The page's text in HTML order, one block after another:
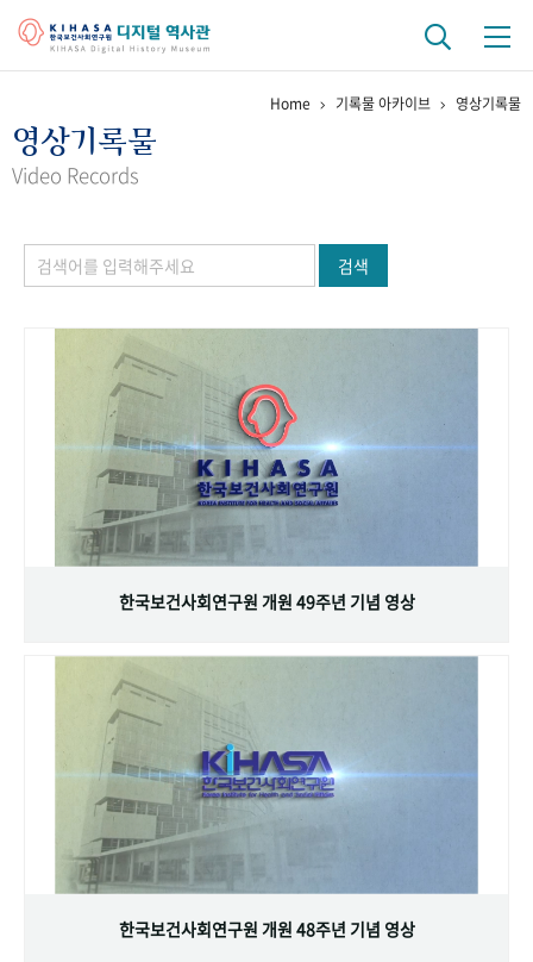
걸어온 길 기관 변천사
정책과 연구 키워드로 보는 연구 역사
연구자들
기록물 아카이브
사진 아카이브 문서 기록물 행정박물 영상 기록물
주년 기념
성과 50선 숫자로 보는 50년
VR 역사관
Home 기록물 아카이브 영상기록물
영상기록물
Video Records
검색
한국보건사회연구원 개원 49주년 기념 영상
한국보건사회연구원 개원 48주년 기념 영상